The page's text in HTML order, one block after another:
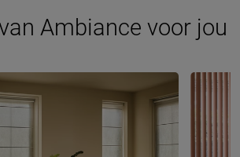
Ambiance voor jou